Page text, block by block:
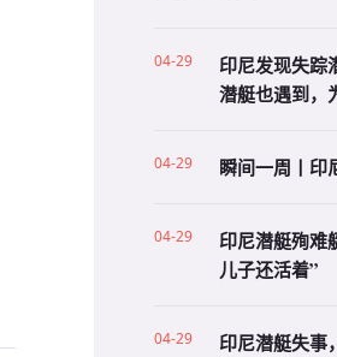
04-29
印尼发现失踪
潜艇也遇到，
04-29 瞬间一周丨印
04-29
印尼潜艇殉难
儿子还活着”
04-29
印尼潜艇失事